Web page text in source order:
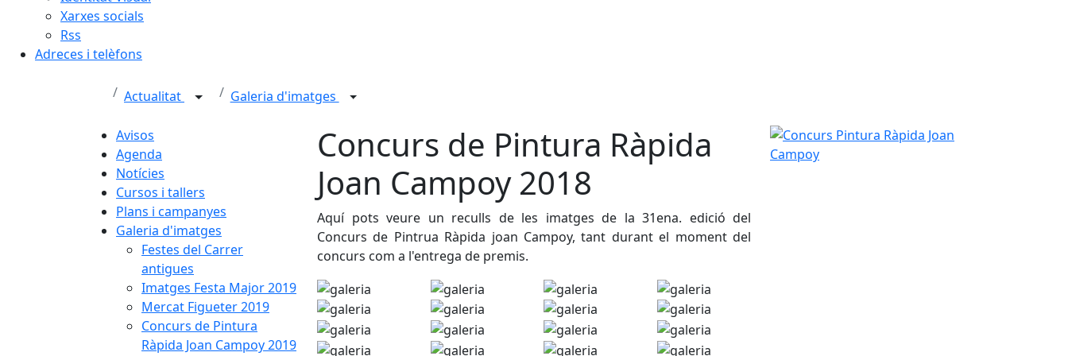
Xarxes socials
Rss
Adreces i telèfons
Actualitat Galeria d'imatges
Avisos
Agenda
Notícies
Cursos i tallers
Plans i campanyes
Galeria d'imatges
Festes del Carrer
antigues
Imatges Festa Major 2019
Mercat Figueter 2019
Concurs de Pintura
Ràpida Joan Campoy 2019
Concurs de Pintura Ràpida
Joan Campoy 2018
Aquí pots veure un reculls de les imatges de la 31ena. edició del
Concurs de Pintrua Ràpida joan Campoy, tant durant el moment del
concurs com a l'entrega de premis.
Concurs Pintura Ràpida Joan Campoy